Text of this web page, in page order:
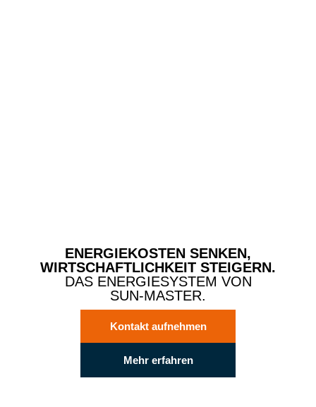
ENERGIEKOSTEN SENKEN,
WIRTSCHAFTLICHKEIT STEIGERN.
DAS ENERGIESYSTEM VON
SUN-MASTER.
Kontakt aufnehmen
Mehr erfahren